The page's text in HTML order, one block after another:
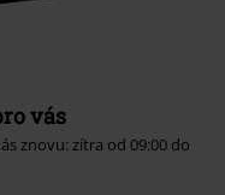
vás
znovu: zítra od 09:00 do